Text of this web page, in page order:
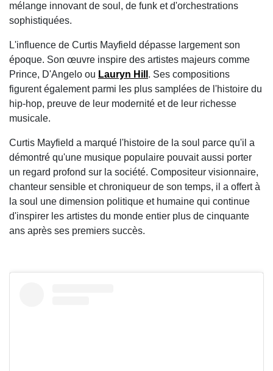
mélange innovant de soul, de funk et d'orchestrations
sophistiquées.
L'influence de Curtis Mayfield dépasse largement son
époque. Son œuvre inspire des artistes majeurs comme
Prince, D'Angelo ou Lauryn Hill . Ses compositions
figurent également parmi les plus samplées de l'histoire du
hip-hop, preuve de leur modernité et de leur richesse
musicale.
Curtis Mayfield a marqué l'histoire de la soul parce qu'il a
démontré qu'une musique populaire pouvait aussi porter
un regard profond sur la société. Compositeur visionnaire,
chanteur sensible et chroniqueur de son temps, il a offert à
la soul une dimension politique et humaine qui continue
d'inspirer les artistes du monde entier plus de cinquante
ans après ses premiers succès.